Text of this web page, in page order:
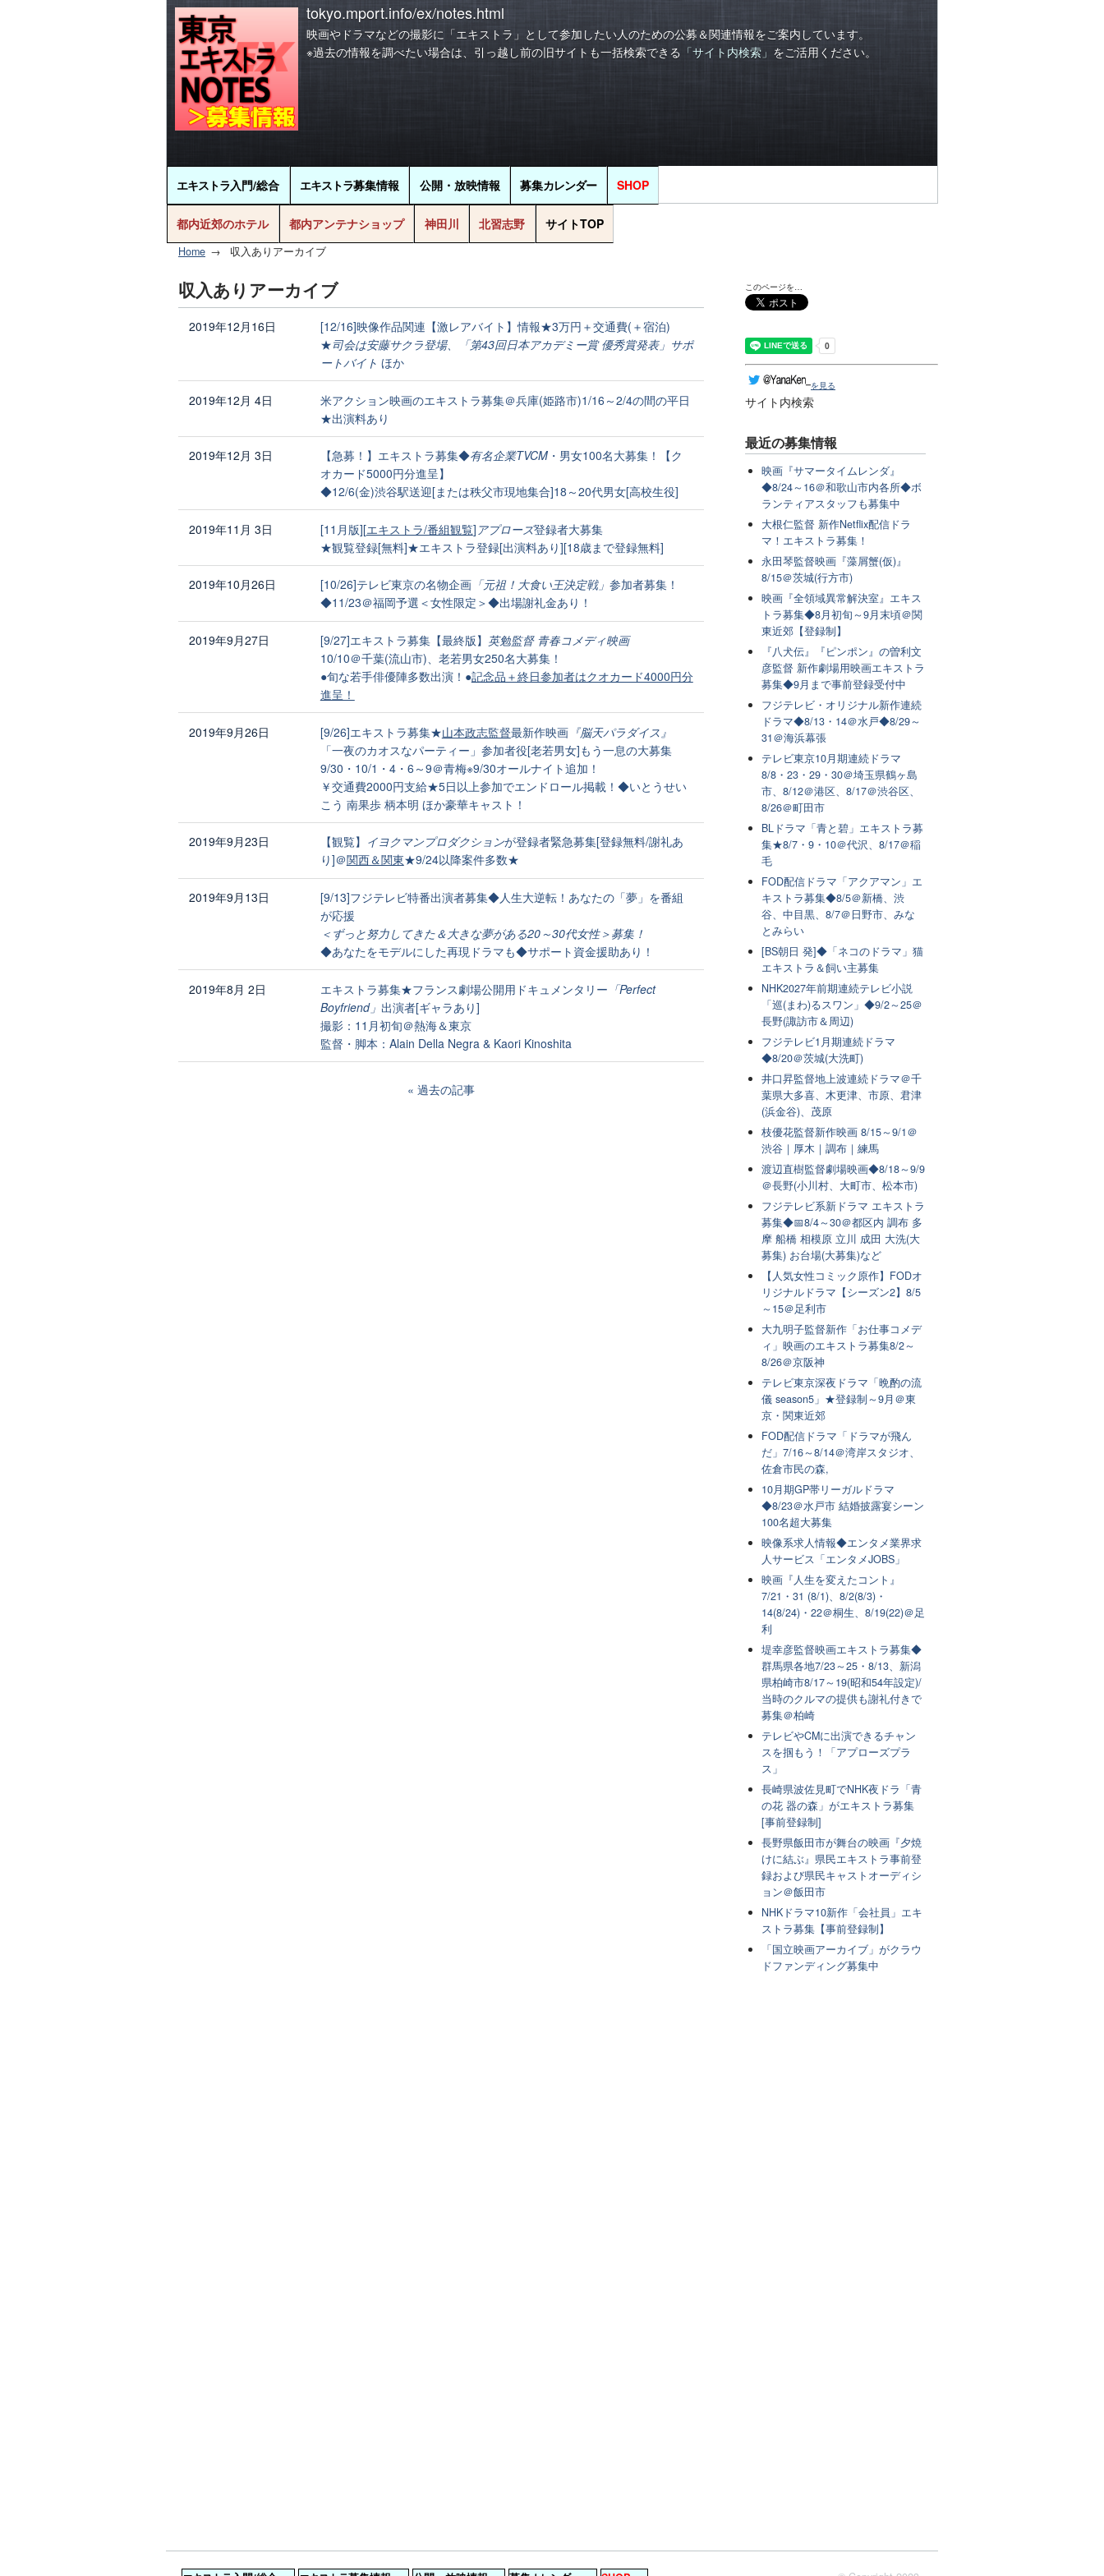
tokyo.mport.info/ex/notes.html
映画やドラマなどの撮影に「エキストラ」として参加したい人のための公募＆関連情報をご案内しています。
※過去の情報を調べたい場合は、引っ越し前の旧サイトも一括検索できる 「サイト内検索」 をご活用ください。
エキストラ入門/総合 エキストラ募集情報 公開・放映情報 募集カレンダー SHOP
都内近郊のホテル 都内アンテナショップ 神田川 北習志野 サイトTOP
Home 収入ありアーカイブ
収入ありアーカイブ
2019年12月16日
[12/16]映像作品関連【激レアバイト】情報★3万円＋交通費(＋宿泊)
★司会は安藤サクラ登場、「第43回日本アカデミー賞 優秀賞発表」サポ
ートバイト ほか
2019年12月 4日
米アクション映画のエキストラ募集＠兵庫(姫路市)1/16～2/4の間の平日
★出演料あり
2019年12月 3日 【急募！】エキストラ募集◆有名企業TVCM・男女100名大募集！【ク
オカード5000円分進呈】
◆12/6(金)渋谷駅送迎[または秩父市現地集合]18～20代男女[高校生役]
2019年11月 3日 [11月版][エキストラ/番組観覧] アプローズ登録者大募集
★観覧登録[無料]★エキストラ登録[出演料あり][18歳まで登録無料]
2019年10月26日 [10/26]テレビ東京の名物企画「元祖！大食い王決定戦」 参加者募集！
◆11/23＠福岡予選＜女性限定＞◆出場謝礼金あり！
2019年9月27日 [9/27]エキストラ募集【最終版】 英勉監督 青春コメディ映画
10/10＠千葉(流山市)、老若男女250名大募集！
●旬な若手俳優陣多数出演！●記念品＋終日参加者はクオカード4000円分
進呈！
2019年9月26日 [9/26]エキストラ募集★山本政志監督最新作映画『脳天パラダイス』
「一夜のカオスなパーティー」参加者役[老若男女]もう一息の大募集
9/30・10/1・4・6～9＠青梅※9/30オールナイト追加！
￥交通費2000円支給★5日以上参加でエンドロール掲載！◆いとうせい
こう 南果歩 柄本明 ほか豪華キャスト！
2019年9月23日 【観覧】 イヨクマンプロダクションが登録者緊急募集[登録無料/謝礼あ
り]＠関西＆関東★9/24以降案件多数★
2019年9月13日
[9/13]フジテレビ特番出演者募集◆人生大逆転！あなたの「夢」を番組
が応援
＜ずっと努力してきた＆大きな夢がある20～30代女性＞募集！
◆あなたをモデルにした再現ドラマも◆サポート資金援助あり！
2019年8月 2日 エキストラ募集★フランス劇場公開用ドキュメンタリー 「Perfect
Boyfriend」 出演者[ギャラあり]
撮影：11月初旬＠熱海＆東京
監督・脚本：Alain Della Negra & Kaori Kinoshita
過去の記事
このページを…
を見る
サイト内検索
最近の募集情報
映画『サマータイムレンダ』
◆8/24～16＠和歌山市内各所◆ボ
ランティアスタッフも募集中
大根仁監督 新作Netflix配信ドラ
マ！エキストラ募集！
永田琴監督映画『藻屑蟹(仮)』
8/15＠茨城(行方市)
映画『全領域異常解決室』エキス
トラ募集◆8月初旬～9月末頃＠関
東近郊【登録制】
『八犬伝』『ピンポン』の曽利文
彦監督 新作劇場用映画エキストラ
募集◆9月まで事前登録受付中
フジテレビ・オリジナル新作連続
ドラマ◆8/13・14＠水戸◆8/29～
31＠海浜幕張
テレビ東京10月期連続ドラマ
8/8・23・29・30＠埼玉県鶴ヶ島
市、8/12＠港区、8/17＠渋谷区、
8/26＠町田市
BLドラマ「青と碧」エキストラ募
集★8/7・9・10＠代沢、8/17＠稲
毛
FOD配信ドラマ「アクアマン」エ
キストラ募集◆8/5＠新橋、渋
谷、中目黒、8/7＠日野市、みな
とみらい
[BS朝日 発]◆「ネコのドラマ」猫
エキストラ＆飼い主募集
NHK2027年前期連続テレビ小説
「巡(まわ)るスワン」◆9/2～25＠
長野(諏訪市＆周辺)
フジテレビ1月期連続ドラマ
◆8/20＠茨城(大洗町)
井口昇監督地上波連続ドラマ＠千
葉県大多喜、木更津、市原、君津
(浜金谷)、茂原
枝優花監督新作映画 8/15～9/1＠
渋谷｜厚木｜調布｜練馬
渡辺直樹監督劇場映画◆8/18～9/9
＠長野(小川村、大町市、松本市)
フジテレビ系新ドラマ エキストラ
募集◆📅8/4～30＠都区内 調布 多
摩 船橋 相模原 立川 成田 大洗(大
募集) お台場(大募集)など
【人気女性コミック原作】FODオ
リジナルドラマ【シーズン2】8/5
～15＠足利市
大九明子監督新作「お仕事コメデ
ィ」映画のエキストラ募集8/2～
8/26＠京阪神
テレビ東京深夜ドラマ「晩酌の流
儀 season5」★登録制～9月＠東
京・関東近郊
FOD配信ドラマ「ドラマが飛ん
だ」7/16～8/14＠湾岸スタジオ、
佐倉市民の森,
10月期GP帯リーガルドラマ
◆8/23＠水戸市 結婚披露宴シーン
100名超大募集
映像系求人情報◆エンタメ業界求
人サービス「エンタメJOBS」
映画『人生を変えたコント』
7/21・31 (8/1)、8/2(8/3)・
14(8/24)・22＠桐生、8/19(22)＠足
利
堤幸彦監督映画エキストラ募集◆
群馬県各地7/23～25・8/13、新潟
県柏崎市8/17～19(昭和54年設定)/
当時のクルマの提供も謝礼付きで
募集＠柏崎
テレビやCMに出演できるチャン
スを掴もう！「アプローズプラ
ス」
長崎県波佐見町でNHK夜ドラ「青
の花 器の森」がエキストラ募集
[事前登録制]
長野県飯田市が舞台の映画『夕焼
けに結ぶ』県民エキストラ事前登
録および県民キャストオーディシ
ョン＠飯田市
NHKドラマ10新作「会社員」エキ
ストラ募集【事前登録制】
「国立映画アーカイブ」がクラウ
ドファンディング募集中